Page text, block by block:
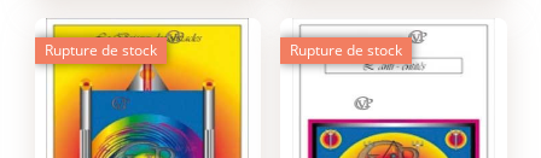
Rupture de stock Rupture de stock